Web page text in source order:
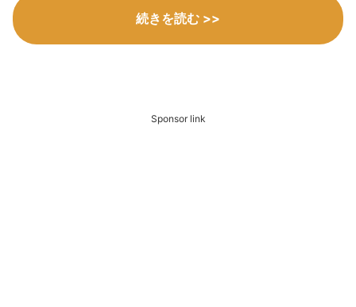
続きを読む >>
Sponsor link